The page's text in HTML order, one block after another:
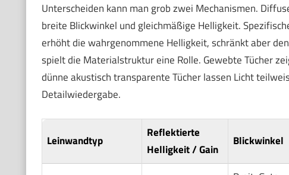
Unterscheiden kann man grob zwei Mechanismen.
breite Blickwinkel und gleichmäßige Helligkeit.
erhöht die wahrgenommene Helligkeit, schränkt aber
spielt die Materialstruktur eine Rolle. Gewebte Tücher
dünne akustisch transparente Tücher lassen Licht
Detailwiedergabe.
Leinwandtyp
Reflektierte
Helligkeit / Gain
Blickwinkel